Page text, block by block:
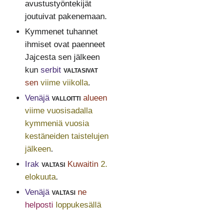
avustustyöntekijät
joutuivat pakenemaan.
Kymmenet tuhannet
ihmiset ovat paenneet
Jajcesta sen jälkeen
kun serbit valtasivat
sen viime viikolla.
Venäjä valloitti alueen
viime vuosisadalla
kymmeniä vuosia
kestäneiden taistelujen
jälkeen.
Irak valtasi Kuwaitin 2.
elokuuta.
Venäjä valtasi ne
helposti loppukesällä